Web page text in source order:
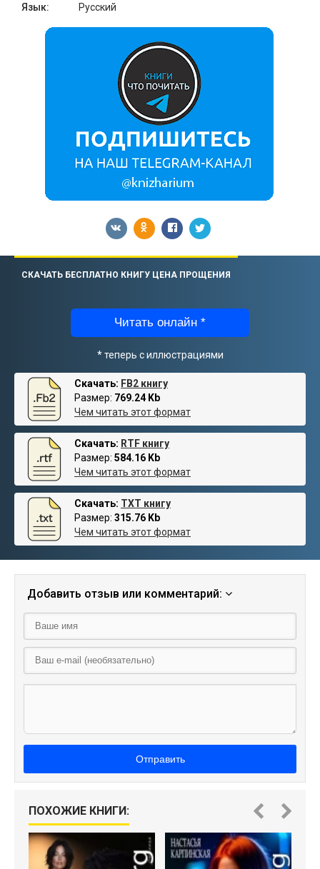
Язык:
Русский
СКАЧАТЬ БЕСПЛАТНО КНИГУ ЦЕНА ПРОЩЕНИЯ
Читать онлайн *
* теперь с иллюстрациями
Скачать: FB2 книгу
Размер: 769.24 Kb
Чем читать этот формат
Скачать: RTF книгу
Размер: 584.16 Kb
Чем читать этот формат
Скачать: TXT книгу
Размер: 315.76 Kb
Чем читать этот формат
Добавить отзыв или комментарий:
Отправить
ПОХОЖИЕ КНИГИ: